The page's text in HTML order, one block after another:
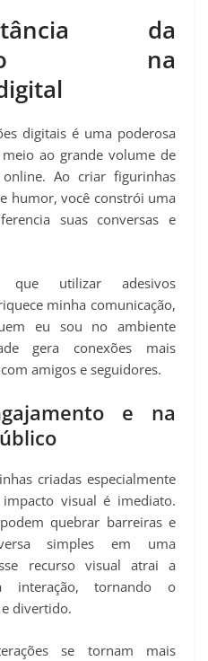
da
na
digitais é uma poderosa
ao grande volume de
Ao criar figurinhas
humor, você constrói uma
suas conversas e
que utilizar adesivos
minha comunicação,
eu sou no ambiente
gera conexões mais
amigos e seguidores.
e na
criadas especialmente
visual é imediato.
quebrar barreiras e
simples em uma
recurso visual atrai a
interação, tornando o
divertido.
se tornam mais